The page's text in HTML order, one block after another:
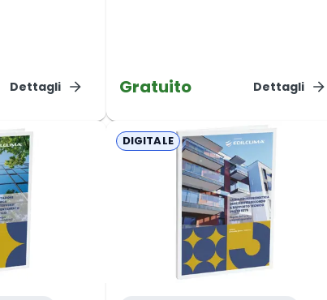
Dettagli Gratuito Dettagli
DIGITALE